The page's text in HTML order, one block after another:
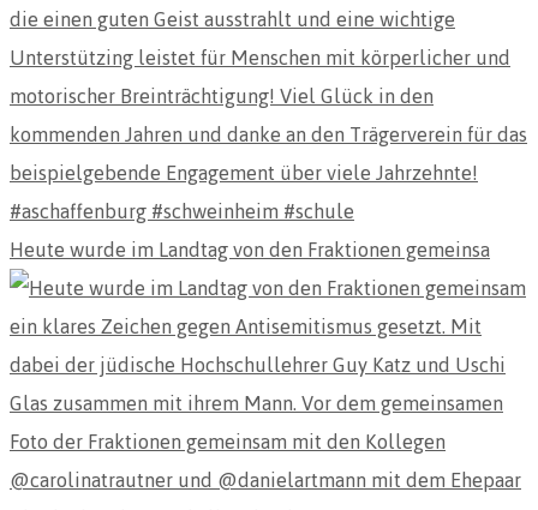
Heute wurde im Landtag von den Fraktionen gemeinsa